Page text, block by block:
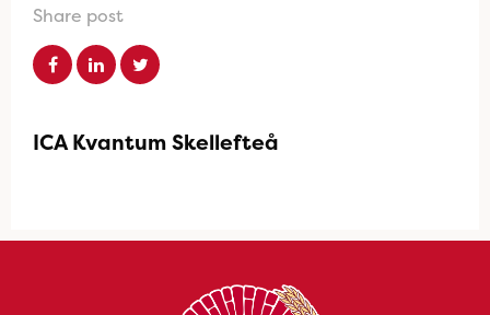
Share post
ICA Kvantum Skellefteå